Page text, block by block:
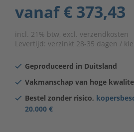
vanaf€ 373,43
incl. 21% btw, excl. verzendkosten
Levertijd: verzinkt 28-35 dagen /
Geproduceerd in Duitsland
Vakmanschap van hoge
Bestel zonder risico,
20.000 €